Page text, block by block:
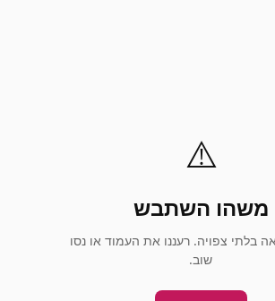
⚠️
משהו השתבש
בלתי צפויה. רעננו את העמוד או נסו
שוב.